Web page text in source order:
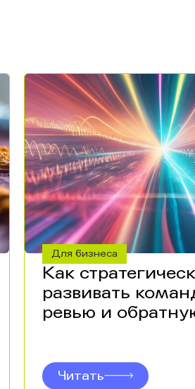
Для бизнеса
Как
развивать
ревью и
Читать